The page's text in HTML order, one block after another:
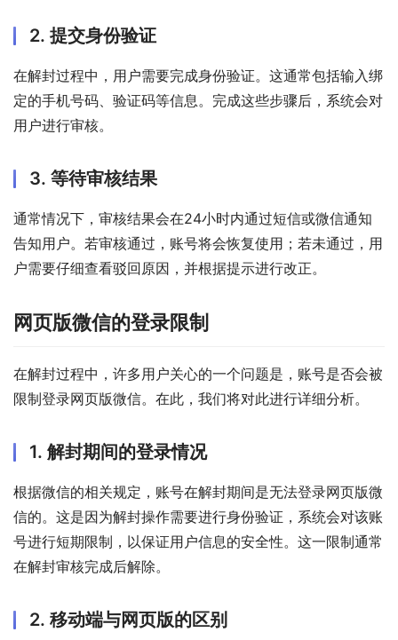
2. 提交身份验证
在解封过程中，用户需要完成身份验证。这通常包括输入绑
定的手机号码、验证码等信息。完成这些步骤后，系统会对
用户进行审核。
3. 等待审核结果
通常情况下，审核结果会在24小时内通过短信或微信通知
告知用户。若审核通过，账号将会恢复使用；若未通过，用
户需要仔细查看驳回原因，并根据提示进行改正。
网页版微信的登录限制
在解封过程中，许多用户关心的一个问题是，账号是否会被
限制登录网页版微信。在此，我们将对此进行详细分析。
1. 解封期间的登录情况
根据微信的相关规定，账号在解封期间是无法登录网页版微
信的。这是因为解封操作需要进行身份验证，系统会对该账
号进行短期限制，以保证用户信息的安全性。这一限制通常
在解封审核完成后解除。
2. 移动端与网页版的区别